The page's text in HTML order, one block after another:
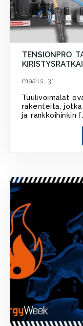
TENSIONPRO
maalis 31
Tuulivoimalat
rakenteita,
ja rankkoihinkin